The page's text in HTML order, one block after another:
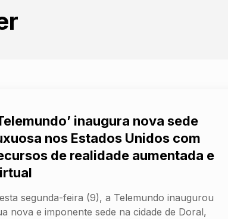
inaugura nova sede
nos Estados Unidos com
de realidade aumentada e
segunda-feira (9), a Telemundo inaugurou
nova e imponente sede na cidade de Doral,